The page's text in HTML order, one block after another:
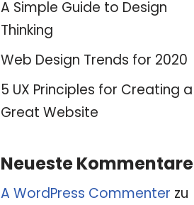
A Simple Guide to Design
Thinking
Web Design Trends for 2020
5 UX Principles for Creating a
Great Website
Neueste Kommentare
A WordPress Commenter zu